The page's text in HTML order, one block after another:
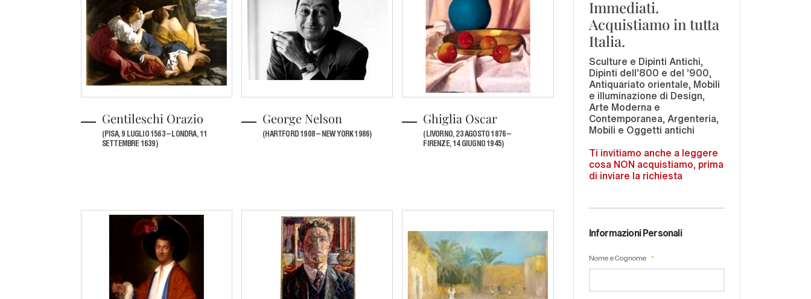
Gentileschi Orazio
(PISA, 9 LUGLIO 1563 – LONDRA, 11
SETTEMBRE 1639)
George Nelson
(HARTFORD 1908 – NEW YORK 1986)
Ghiglia Oscar
(LIVORNO, 23 AGOSTO 1876 –
FIRENZE, 14 GIUGNO 1945)
Immediati.
Acquistiamo in tutta
Italia.
Sculture e Dipinti Antichi,
Dipinti dell'800 e del '900,
Antiquariato orientale, Mobili
e illuminazione di Design,
Arte Moderna e
Contemporanea, Argenteria,
Mobili e Oggetti antichi
Ti invitiamo anche a leggere
cosa NON acquistiamo, prima
di inviare la richiesta
Informazioni Personali
Nome e Cognome